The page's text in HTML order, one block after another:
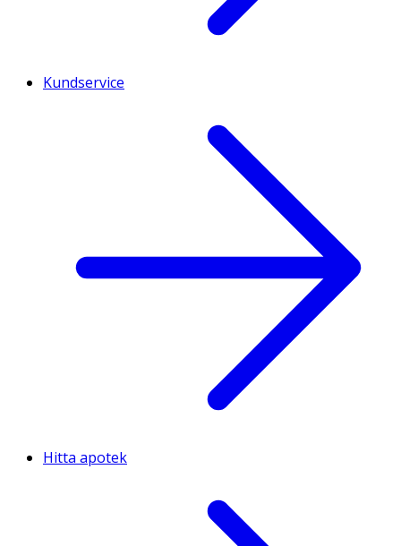
Kundservice
Hitta apotek